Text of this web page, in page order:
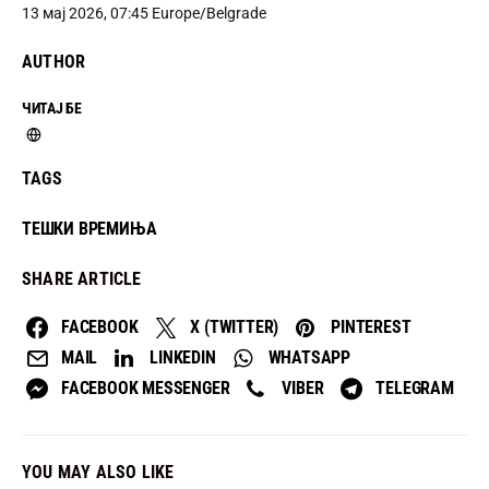
13 мај 2026, 07:45 Europe/Belgrade
AUTHOR
ЧИТАЈ БЕ
TAGS
ТЕШКИ ВРЕМИЊА
SHARE ARTICLE
FACEBOOK X (TWITTER)
PINTEREST
MAIL
LINKEDIN
WHATSAPP
FACEBOOK MESSENGER
VIBER TELEGRAM
YOU MAY ALSO LIKE